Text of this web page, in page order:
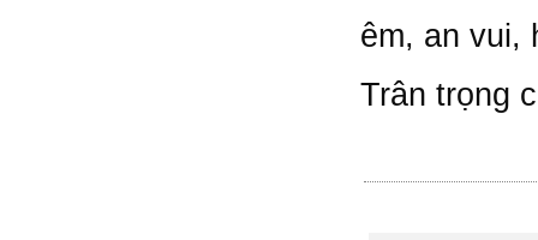
êm, an vui,
Trân trọng